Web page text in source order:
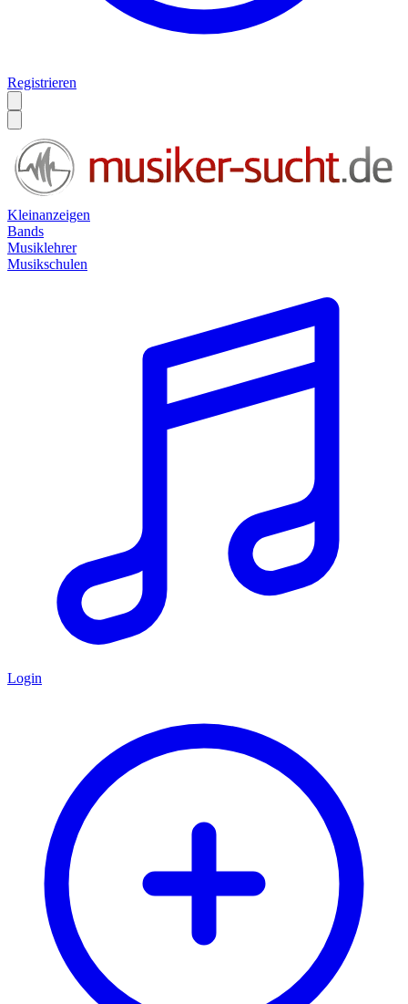
Registrieren
Kleinanzeigen
Bands
Musiklehrer
Musikschulen
Login